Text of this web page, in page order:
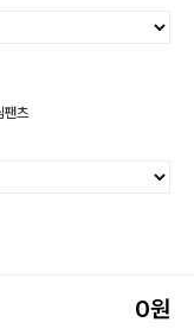
팬츠
0원